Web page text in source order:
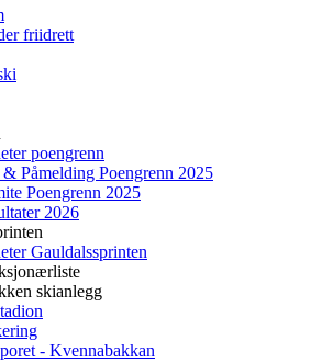
friidrett
poengrenn
Påmelding Poengrenn 2025
Poengrenn 2025
2026
Gauldalssprinten
skianlegg
- Kvennabakkan